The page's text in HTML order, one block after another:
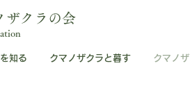
ザクラの会
知る クマノザクラと暮す クマノ